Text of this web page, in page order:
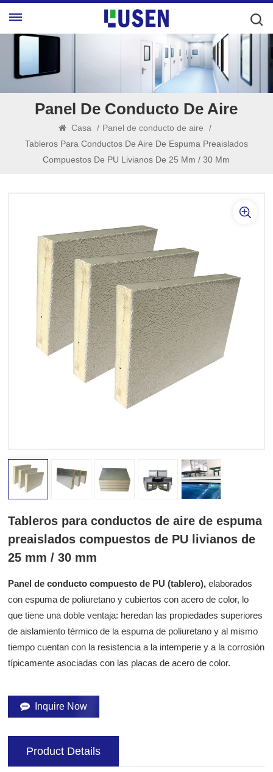
Panel De Conducto De Aire
Casa / Panel de conducto de aire
/
Tableros Para Conductos De Aire De Espuma Preaislados
Compuestos De PU Livianos De 25 Mm / 30 Mm
Tableros para conductos de aire de espuma
preaislados compuestos de PU livianos de
25 mm / 30 mm
Panel de conducto compuesto de PU (tablero),elaborados
con espuma de poliuretano y cubiertos con acero de color, lo
que tiene una doble ventaja: heredan las propiedades superiores
de aislamiento térmico de la espuma de poliuretano y al mismo
tiempo cuentan con la resistencia a la intemperie y a la corrosión
típicamente asociadas con las placas de acero de color.
Inquire Now
Product Details